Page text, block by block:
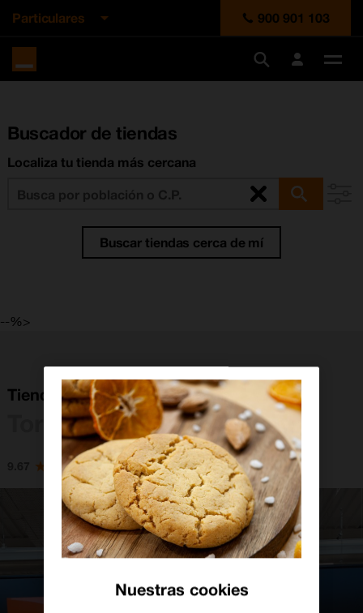
Particulares 900 901 103
España
Buscador de tiendas
Localiza tu tienda más cercana
Buscar tiendas cerca de mí
--%>
Tienda Orange Carrefour Torrelavega
Torrelavega
Nuestras cookies